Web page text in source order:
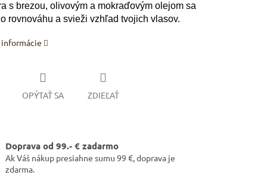
s brezou, olivovým a mokraďovým olejom sa
rovnováhu a svieži vzhľad tvojich vlasov.
OPÝTAŤ SA ZDIEĽAŤ
Doprava od 99.- € zadarmo
Ak Váš nákup presiahne sumu 99 €, doprava je
zdarma.